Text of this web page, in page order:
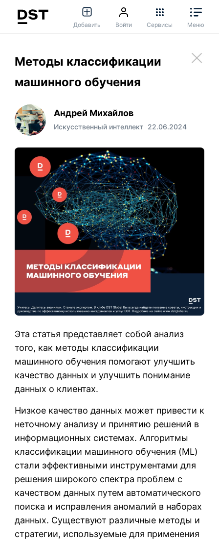
Добавить Войти Сервисы Меню
Методы классификации
машинного обучения
Андрей Михайлов
Искусственный интеллект 22.06.2024
Эта статья представляет собой анализ
того, как методы классификации
машинного обучения помогают улучшить
качество данных и улучшить понимание
данных о клиентах.
Низкое качество данных может привести к
неточному анализу и принятию решений в
информационных системах. Алгоритмы
классификации машинного обучения (ML)
стали эффективными инструментами для
решения широкого спектра проблем с
качеством данных путем автоматического
поиска и исправления аномалий в наборах
данных. Существуют различные методы и
стратегии, используемые для применения